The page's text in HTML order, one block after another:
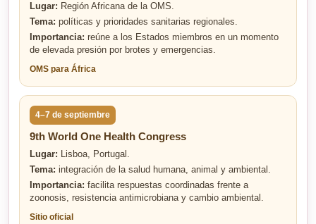
Lugar: Región Africana de la OMS.
Tema: políticas y prioridades sanitarias regionales.
Importancia: reúne a los Estados miembros en un momento
de elevada presión por brotes y emergencias.
OMS para África
4–7 de septiembre
9th World One Health Congress
Lugar: Lisboa, Portugal.
Tema: integración de la salud humana, animal y ambiental.
Importancia: facilita respuestas coordinadas frente a
zoonosis, resistencia antimicrobiana y cambio ambiental.
Sitio oficial